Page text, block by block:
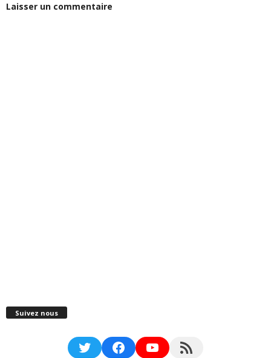
Laisser un commentaire
Suivez nous
TwitterFacebookYouTubeRSS Feed